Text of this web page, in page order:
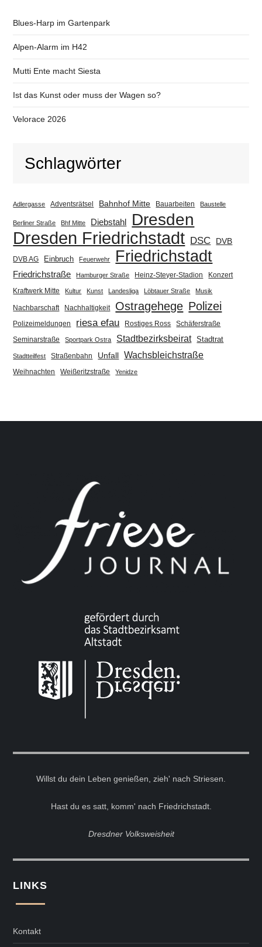
Blues-Harp im Gartenpark
Alpen-Alarm im H42
Mutti Ente macht Siesta
Ist das Kunst oder muss der Wagen so?
Velorace 2026
Schlagwörter
Adlergasse Adventsrätsel Bahnhof Mitte Bauarbeiten Baustelle
Berliner Straße Bhf Mitte Diebstahl Dresden
Dresden Friedrichstadt DSC DVB
DVB AG Einbruch Feuerwehr Friedrichstadt
Friedrichstraße Hamburger Straße Heinz-Steyer-Stadion
Konzert
Kraftwerk Mitte
Kultur Kunst Landesliga Löbtauer Straße Musik
Nachbarschaft Nachhaltigkeit Ostragehege Polizei
Polizeimeldungen riesa efau Rostiges Ross Schäferstraße
Seminarstraße Sportpark Ostra Stadtbezirksbeirat Stadtrat
Stadtteilfest Straßenbahn Unfall Wachsbleichstraße
Weihnachten Weißeritzstraße Yenidze
Willst du dein Leben genießen, zieh' nach Striesen.
Hast du es satt, komm' nach Friedrichstadt.
Dresdner Volksweisheit
LINKS
Kontakt